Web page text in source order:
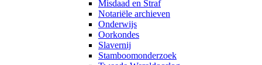
Misdaad en Straf
Notariële archieven
Onderwijs
Oorkondes
Slavernij
Stamboomonderzoek